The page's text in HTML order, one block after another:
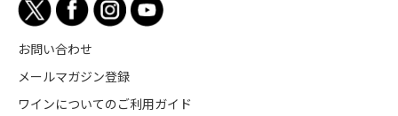
お問い合わせ
メールマガジン登録
ワインについてのご利用ガイド